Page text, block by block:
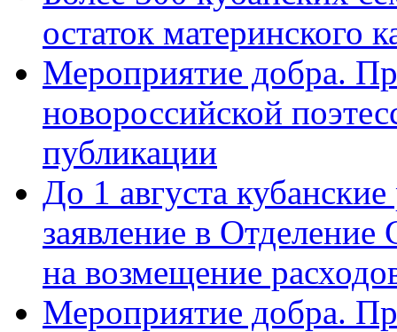
остаток материнского
Мероприятие добра.
новороссийской
публикации
До 1 августа
заявление в
на возмещение
Мероприятие добра.